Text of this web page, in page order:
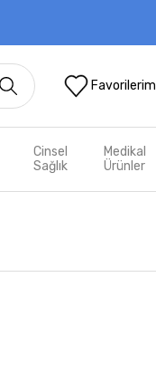
Favorilerim
Cinsel
Sağlık
Medikal
Ürünler